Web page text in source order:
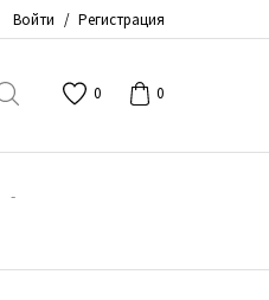
Войти / Регистрация
0 0